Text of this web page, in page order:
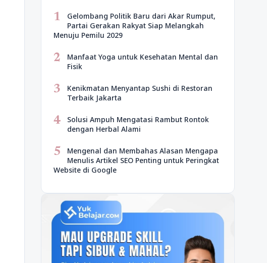
1
Gelombang Politik Baru dari Akar Rumput,
Partai Gerakan Rakyat Siap Melangkah
Menuju Pemilu 2029
2
Manfaat Yoga untuk Kesehatan Mental dan
Fisik
3
Kenikmatan Menyantap Sushi di Restoran
Terbaik Jakarta
4
Solusi Ampuh Mengatasi Rambut Rontok
dengan Herbal Alami
5
Mengenal dan Membahas Alasan Mengapa
Menulis Artikel SEO Penting untuk Peringkat
Website di Google